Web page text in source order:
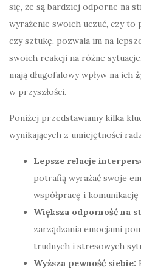
się, że są bardziej odporne na
wyrażenie swoich uczuć, czy to
czy sztukę, pozwala im na
swoich reakcji na różne
mają długofalowy wpływ na ich
w przyszłości.
Poniżej przedstawiamy kilka
wynikających z umiejętności
Lepsze relacje
potrafią wyrażać swoje
współpracę i komunikację
Większa odporność na
zarządzania emocjami
trudnych i stresowych
Wyższa pewność siebie: